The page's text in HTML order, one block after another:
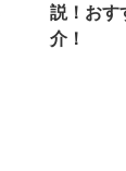
説！おす
介！